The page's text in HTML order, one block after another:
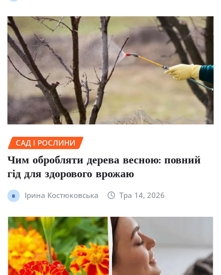
САД І РОСЛИНИ
Чим обробляти дерева весною: повний
гід для здорового врожаю
Ірина Костюковська Тра 14, 2026